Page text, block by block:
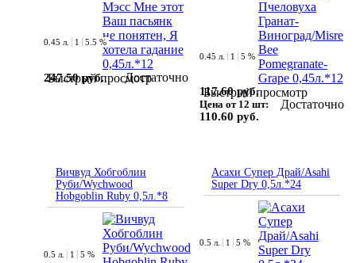
Быстрый просмотр
0.45 л. 1 5.5 %
247.50 руб. Достаточно
Быстрый просмотр
0.45 л. 1 5 %
117.60 руб.
Цена от 12 шт:
110.60 руб.
Достаточно
Вичвуд Хобгоблин
Руби/Wychwood
Hobgoblin Ruby 0,5л.*8
0.5 л. 1 5 %
Асахи Супер Драй/Asahi
Super Dry 0,5л.*24
0.5 л. 1 5 %